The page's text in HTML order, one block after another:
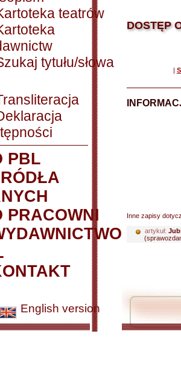
teatrów
tytułu/słowa
PBL
PRACOWNI
English version
DOSTĘP
|
Inne zapisy
artykuł: